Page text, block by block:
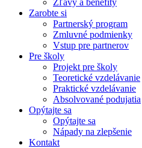
Zarobte si
Partnerský program
Zmluvné podmienky
Vstup pre partnerov
Pre školy
Projekt pre školy
Teoretické vzdelávanie
Praktické vzdelávanie
Absolvované podujatia
Opýtajte sa
Opýtajte sa
Nápady na zlepšenie
Kontakt